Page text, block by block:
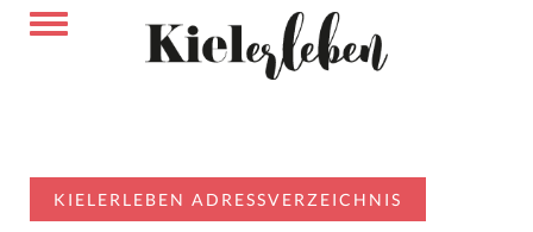
KIELERLEBEN ADRESSVERZEICHNIS